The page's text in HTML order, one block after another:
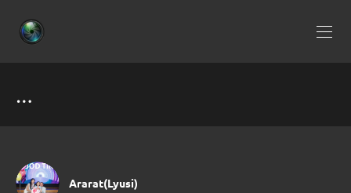
…
Ararat(Lyusi)